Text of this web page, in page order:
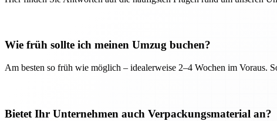
Wie früh sollte ich meinen Umzug buchen?
Am besten so früh wie möglich – idealerweise 2–4 Wochen im Voraus.
Bietet Ihr Unternehmen auch Verpackungsmaterial an?